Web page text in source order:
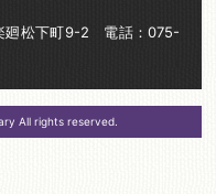
廻松下町9-2 電話：075-
All rights reserved.